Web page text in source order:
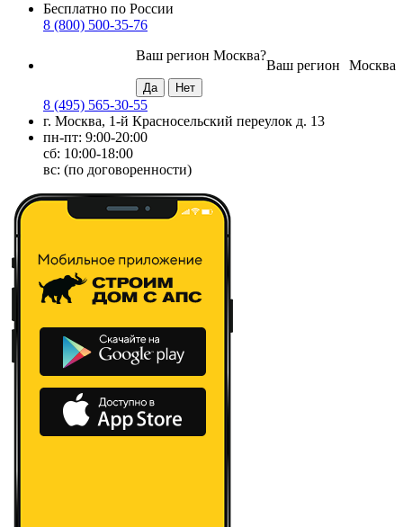
Бесплатно по России
8 (800) 500-35-76
Москва
Ваш регион
Ваш регион Москва?
8 (495) 565-30-55
г. Москва, 1-й Красносельский переулок д. 13
пн-пт: 9:00-20:00
сб: 10:00-18:00
вс: (по договоренности)